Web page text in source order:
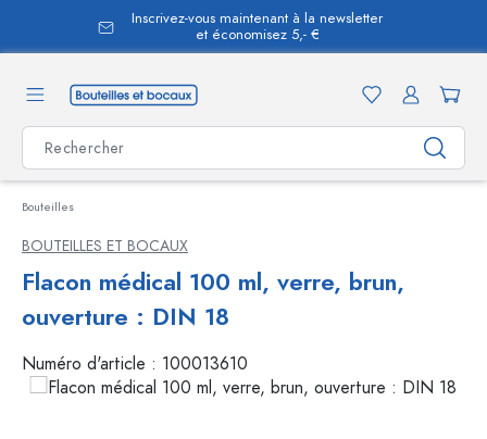
principal
Inscrivez-vous maintenant à la newsletter
et économisez 5,- €
Bouteilles
BOUTEILLES ET BOCAUX
Flacon médical 100 ml, verre, brun,
ouverture : DIN 18
Numéro d'article : 100013610